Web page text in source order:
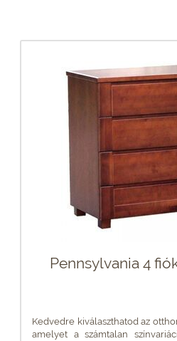
Pennsylvania 4
Kedvedre kiválaszthatod az
amelyet a számtalan